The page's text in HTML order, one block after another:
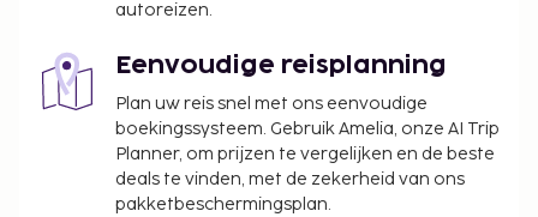
autoreizen.
Eenvoudige reisplanning
Plan uw reis snel met ons eenvoudige
boekingssysteem. Gebruik Amelia, onze AI Trip
Planner, om prijzen te vergelijken en de beste
deals te vinden, met de zekerheid van ons
pakketbeschermingsplan.